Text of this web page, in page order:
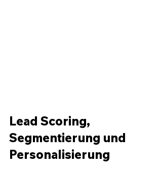
Lead Scoring,
Segmentierung und
Personalisierung